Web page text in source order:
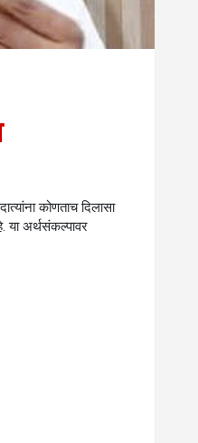
कोणताच दिलासा
या अर्थसंकल्पावर